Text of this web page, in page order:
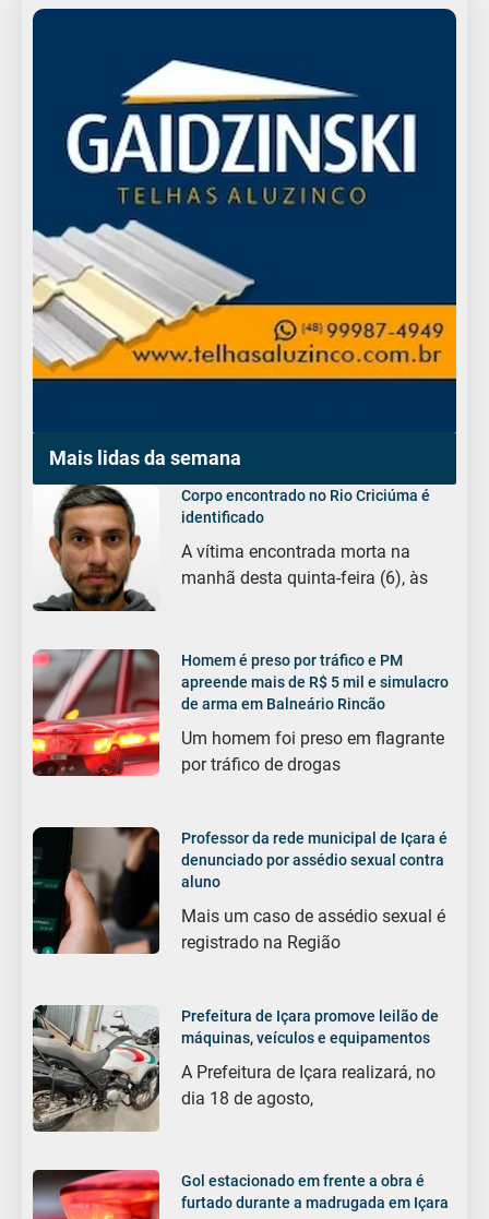
Mais lidas da semana
Corpo encontrado no Rio Criciúma é
identificado
A vítima encontrada morta na
manhã desta quinta-feira (6), às
Homem é preso por tráfico e PM
apreende mais de R$ 5 mil e simulacro
de arma em Balneário Rincão
Um homem foi preso em flagrante
por tráfico de drogas
Professor da rede municipal de Içara é
denunciado por assédio sexual contra
aluno
Mais um caso de assédio sexual é
registrado na Região
Prefeitura de Içara promove leilão de
máquinas, veículos e equipamentos
A Prefeitura de Içara realizará, no
dia 18 de agosto,
Gol estacionado em frente a obra é
furtado durante a madrugada em Içara